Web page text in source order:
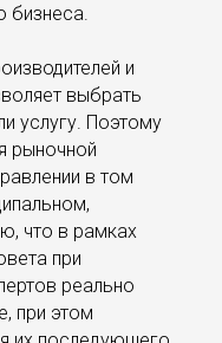
бизнеса.
и
выбрать
услугу. Поэтому
рыночной
в том
что в рамках
при
реально
при этом